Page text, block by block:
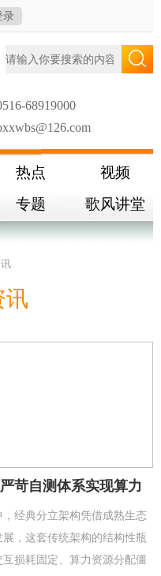
录
68919000
热点
视频
专题 歌风讲堂
讯
苛自测体系实现算力
经典分立架构凭借成熟生态
，这套传统架构的结构性瓶
损耗固定、算力资源分配僵